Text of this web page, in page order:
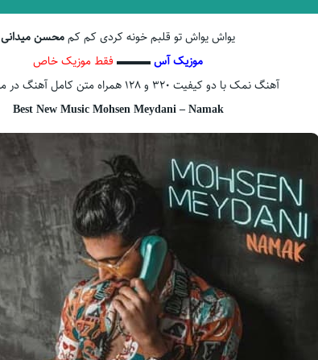
یواش یواش تو قلبم خونه کردی کم کممحسن میدانی
موزیک آس▬▬▬ فقط موزیک خاص
آهنگ نمک با دو کیفیت ۳۲۰ و ۱۲۸ همراه متن کامل آهنگ در موزیک آس
Best New Music Mohsen Meydani – Namak